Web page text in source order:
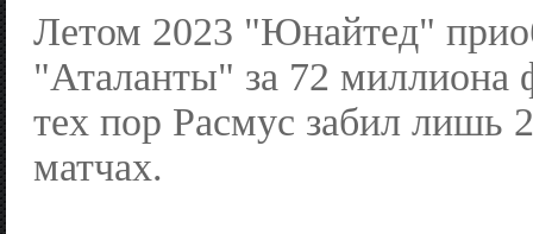
Летом 2023 "Юнайтед"
"Аталанты" за 72 миллиона
тех пор Расмус забил лишь
матчах.